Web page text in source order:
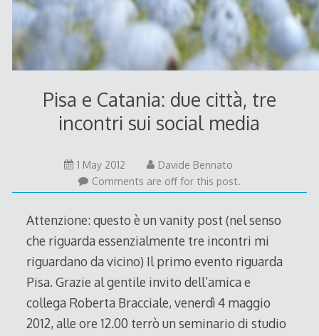
Pisa e Catania: due città, tre
incontri sui social media
1 May 2012
May
2012
Davide Bennato
Comments are off for this post.
Attenzione: questo è un vanity post (nel senso
che riguarda essenzialmente tre incontri mi
riguardano da vicino) Il primo evento riguarda
Pisa. Grazie al gentile invito dell’amica e
collega Roberta Bracciale, venerdì 4 maggio
2012, alle ore 12.00 terrò un seminario di studio